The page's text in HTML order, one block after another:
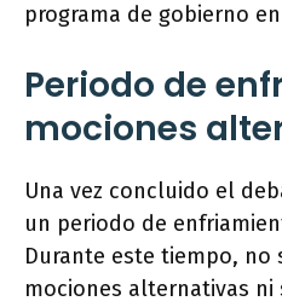
programa de gobierno
Periodo de
mociones
Una vez concluido el
un periodo de
Durante este tiempo, no
mociones alternativas